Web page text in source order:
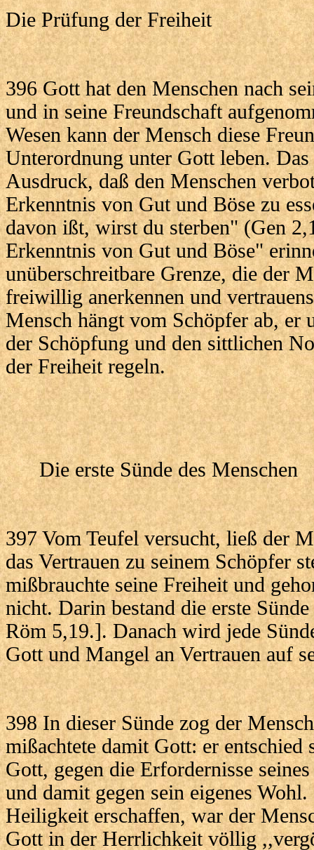
Die Prüfung der Freiheit
396 Gott hat den Menschen nach
und in seine Freundschaft
Wesen kann der Mensch diese
Unterordnung unter Gott leben.
Ausdruck, daß den Menschen
Erkenntnis von Gut und Böse zu
davon ißt, wirst du sterben" (Gen
Erkenntnis von Gut und Böse"
unüberschreitbare Grenze, die der
freiwillig anerkennen und
Mensch hängt vom Schöpfer ab, er
der Schöpfung und den sittlichen
der Freiheit regeln.
Die erste Sünde des Menschen
397 Vom Teufel versucht, ließ der
das Vertrauen zu seinem Schöpfer
mißbrauchte seine Freiheit und
nicht. Darin bestand die erste
Röm 5,19.]. Danach wird jede
Gott und Mangel an Vertrauen auf
398 In dieser Sünde zog der
mißachtete damit Gott: er entschied
Gott, gegen die Erfordernisse
und damit gegen sein eigenes
Heiligkeit erschaffen, war der
Gott in der Herrlichkeit völlig